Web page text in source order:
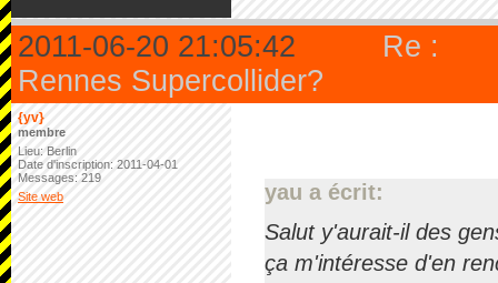
2011-06-20 21:05:42
Re :
Rennes Supercollider?
{yv}
membre
Lieu: Berlin
Date d'inscription: 2011-04-01
Messages: 219
Site web
yau a écrit:
Salut y'aurait-il des
ça m'intéresse d'en